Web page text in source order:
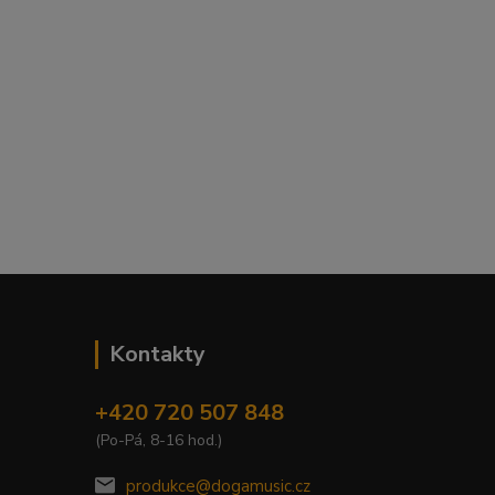
Kontakty
+420 720 507 848
(Po-Pá, 8-16 hod.)
produkce@dogamusic.cz